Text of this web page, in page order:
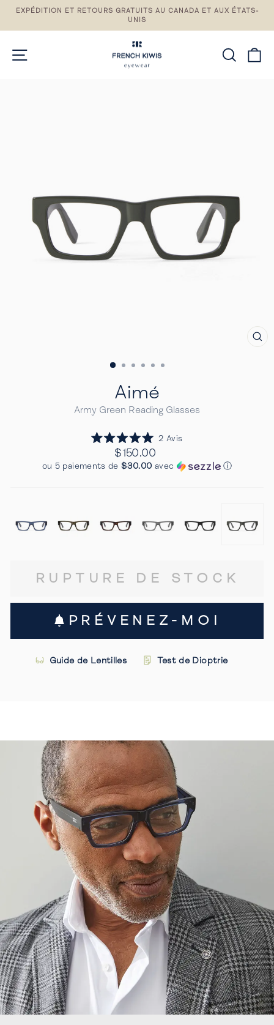
Passez
contenu
du
diaporama
EXPÉDITION ET RETOURS GRATUITS AU CANADA ET AUX ÉTATS-
UNIS
NAVIGATION DU SITE
Aimé
Army Green Reading Glasses
Noté
5.0
sur
2 Avis
faire
Prix
Regulier
$150.00
ou 5 paiements de$30.00 avec ⓘ
RUPTURE DE STOCK
PRÉVENEZ-MOI
Guide de Lentilles Test de Dioptrie